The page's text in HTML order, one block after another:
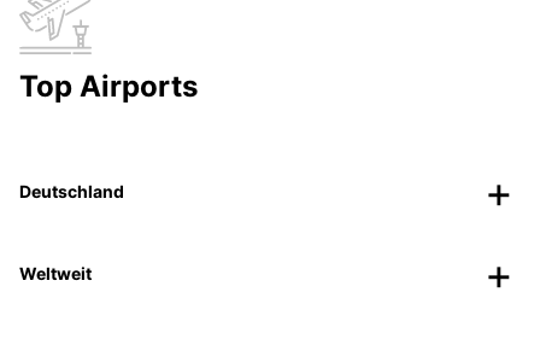
Top Airports
Deutschland
Weltweit